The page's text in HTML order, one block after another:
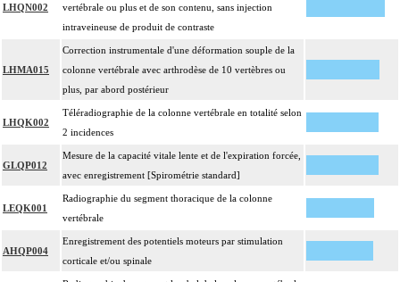
LHQN002
vertébrale ou plus et de son contenu, sans injection
intraveineuse de produit de contraste
LHMA015
Correction instrumentale d'une déformation souple de la
colonne vertébrale avec arthrodèse de 10 vertèbres ou
plus, par abord postérieur
LHQK002
Téléradiographie de la colonne vertébrale en totalité selon
2 incidences
GLQP012
Mesure de la capacité vitale lente et de l'expiration forcée,
avec enregistrement [Spirométrie standard]
LEQK001
Radiographie du segment thoracique de la colonne
vertébrale
AHQP004
Enregistrement des potentiels moteurs par stimulation
corticale et/ou spinale